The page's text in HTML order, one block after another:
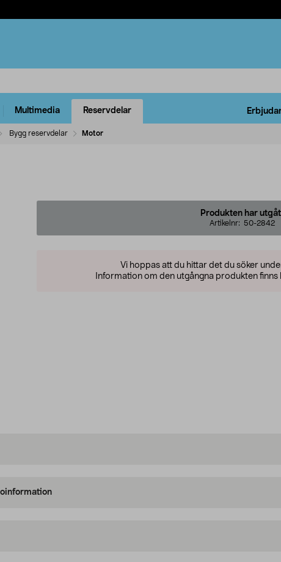
Multimedia Reservdelar
Bygg reservdelar Motor
Produkten har
Artikelnr: 50-2842
Vi hoppas att du hittar det du söker
Information om den utgångna produkten finns